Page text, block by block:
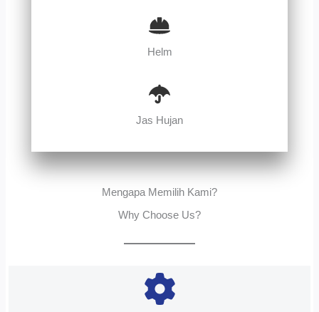
Helm
Jas Hujan
Mengapa Memilih Kami?
Why Choose Us?